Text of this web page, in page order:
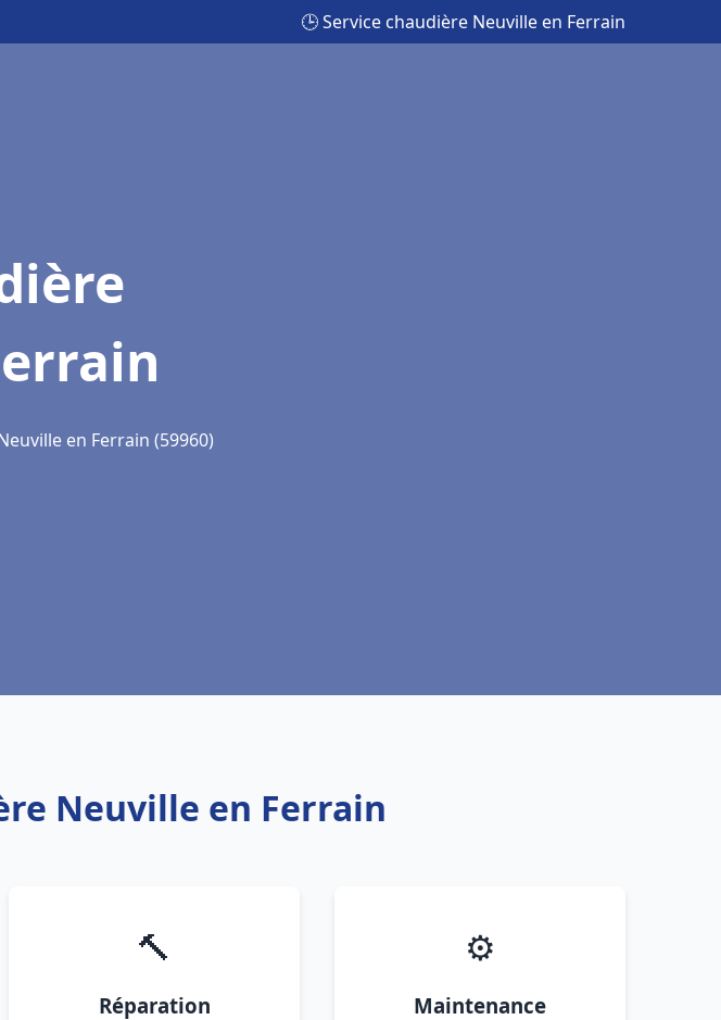
🕒 Service chaudière Neuville en Ferrain
en Ferrain (59960)
Neuville en Ferrain
🔨
Réparation
⚙️
Maintenance